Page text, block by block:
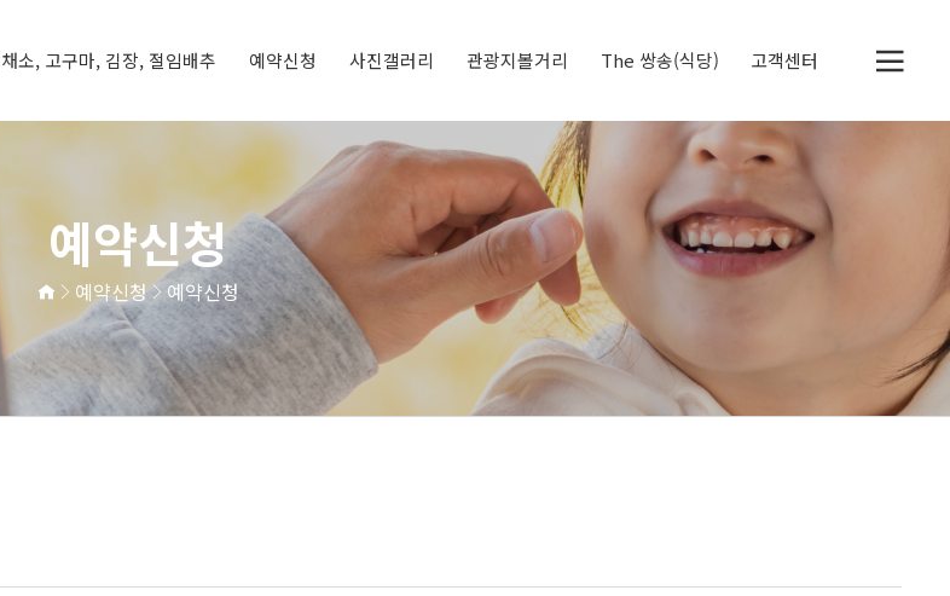
소, 고구마, 김장, 절임배추 예약신청
예약신청
예약현황
사진갤러리 관광지볼거리
북한강 자전거 전용도
로
The 쌍송(식당) 고객센터
공지사항
체험후기
딸기레시피
예약신청
예약신청 예약신청